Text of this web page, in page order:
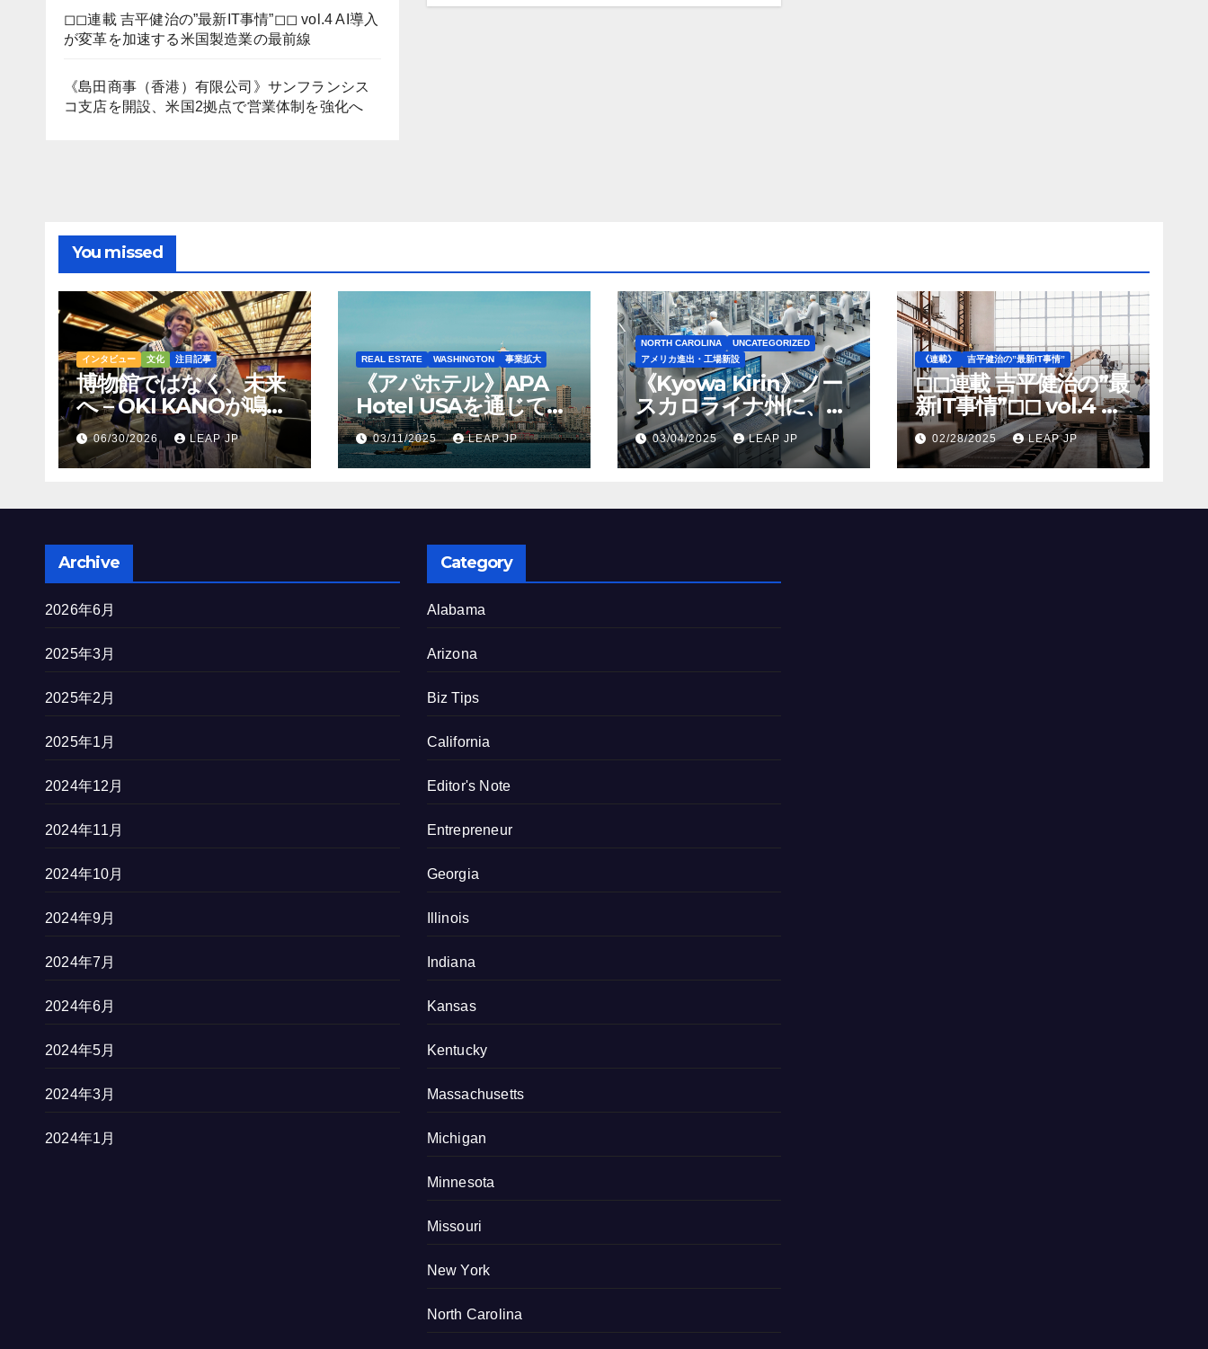
◻︎◻︎連載 吉平健治の”最新IT事情”◻︎◻︎ vol.4 AI導入
が変革を加速する米国製造業の最前線
《島田商事（香港）有限公司》サンフランシス
コ支店を開設、米国2拠点で営業体制を強化へ
You missed
インタビュー 文化 注目記事
博物館ではなく、未来
へ – OKI KANOが鳴ら
すトンコリの音
06/30/2026 LEAP JP
REAL ESTATE WASHINGTON 事業拡大
《アパホテル》APA
Hotel USAを通じて
Hilton Seattleの取得
を完了
03/11/2025 LEAP JP
NORTH CAROLINA
UNCATEGORIZED
アメリカ進出・工場新設
《Kyowa Kirin》ノー
スカロライナ州に、北
米リージョン初の工場
建設を決定
03/04/2025 LEAP JP
《連載》 吉平健治の”最新IT事情”
◻︎◻︎連載 吉平健治の”最
新IT事情”◻︎◻︎ vol.4 AI
導入が変革を加速する
米国製造業の最前線
02/28/2025 LEAP JP
Archive
2026年6月
2025年3月
2025年2月
2025年1月
2024年12月
2024年11月
2024年10月
2024年9月
2024年7月
2024年6月
2024年5月
2024年3月
2024年1月
Category
Alabama
Arizona
Biz Tips
California
Editor's Note
Entrepreneur
Georgia
Illinois
Indiana
Kansas
Kentucky
Massachusetts
Michigan
Minnesota
Missouri
New York
North Carolina